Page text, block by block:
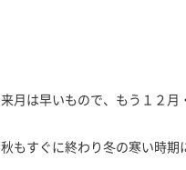
来月は早いもので、もう１２月
秋もすぐに終わり冬の寒い時期